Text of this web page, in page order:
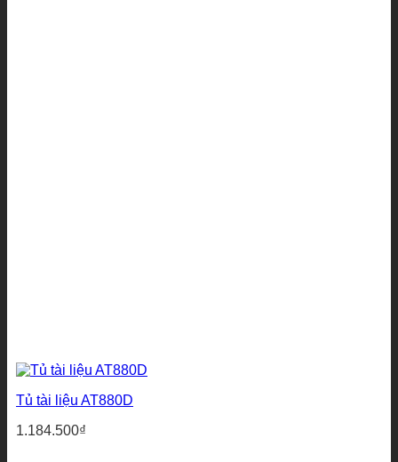
Tủ tài liệu AT880D
1.184.500₫